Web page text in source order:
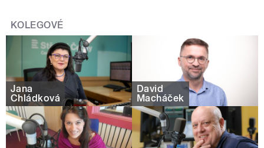
KOLEGOVÉ
Jana
Chládková
David
Macháček